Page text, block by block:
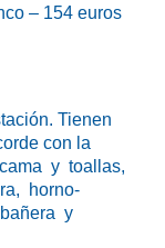
– 154 euros
Tienen
con la
y toallas,
horno-
y